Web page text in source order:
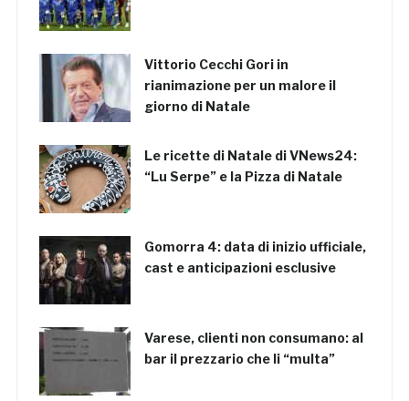
Vittorio Cecchi Gori in
rianimazione per un malore il
giorno di Natale
Le ricette di Natale di VNews24:
“Lu Serpe” e la Pizza di Natale
Gomorra 4: data di inizio ufficiale,
cast e anticipazioni esclusive
Varese, clienti non consumano: al
bar il prezzario che li “multa”